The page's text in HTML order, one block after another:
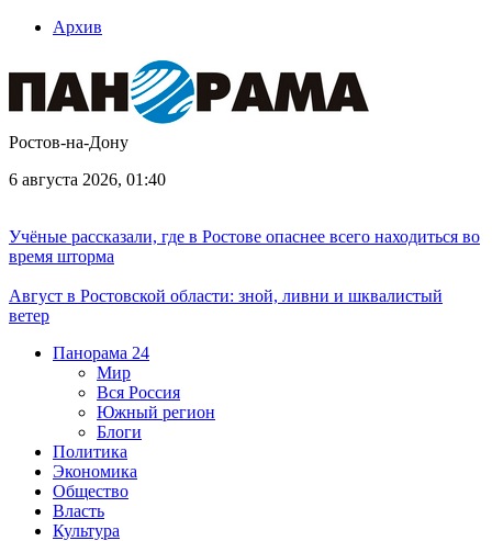
Архив
Ростов-на-Дону
6 августа 2026, 01:40
Учёные рассказали, где в Ростове опаснее всего находиться во
время шторма
Август в Ростовской области: зной, ливни и шквалистый
ветер
Панорама 24
Мир
Вся Россия
Южный регион
Блоги
Политика
Экономика
Общество
Власть
Культура